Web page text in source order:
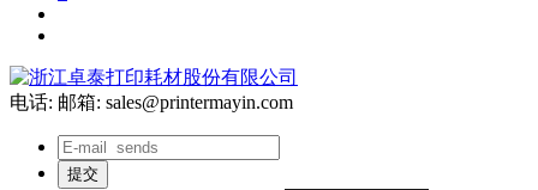
电话: 邮箱: sales@printermayin.com